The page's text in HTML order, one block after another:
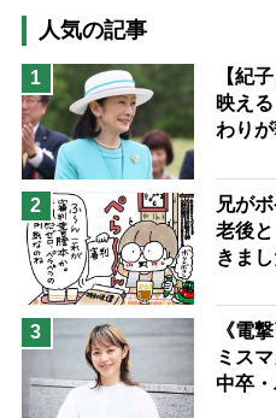
高木ブー
ケアマネジャー
猫が母になつきません
息子の遠距離介護サバイバ
兄がボケました
予防法
人気の記事
1
【紀
映え
わり
2
兄が
老後
きまし
3
《電
ミス
中卒